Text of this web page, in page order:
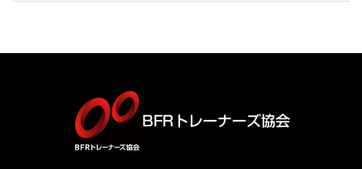
BFRトレーナーズ協会